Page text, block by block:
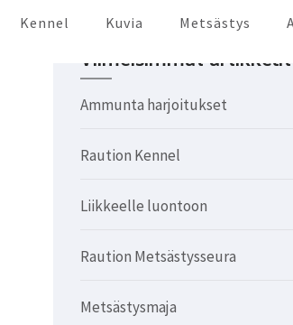
Kennel Kuvia Metsästys
Viimeisimmät artikkelit
Ammunta harjoitukset
Raution Kennel
Liikkeelle luontoon
Raution Metsästysseura
Metsästysmaja